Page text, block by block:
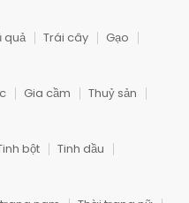
quả Trái cây
Gạo
Gia cầm
Thuỷ sản
bột
Tinh dầu